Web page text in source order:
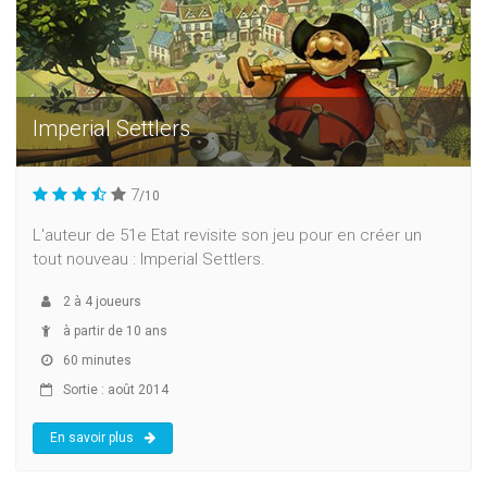
Imperial Settlers
7/10
L'auteur de 51e Etat revisite son jeu pour en créer un
tout nouveau : Imperial Settlers.
2 à 4 joueurs
à partir de 10 ans
60 minutes
Sortie : août 2014
En savoir plus